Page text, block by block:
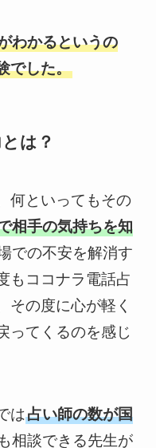
わかるというの
でした。
は？
何といってもその
相手の気持ちを知
での不安を解消す
もココナラ電話占
その度に心が軽く
ってくるのを感じ
は占い師の数が国
相談できる先生が